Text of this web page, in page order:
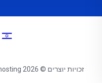
זכויות יוצרים © 2026 Webzi by Artehosting כל הזכויות שמורות.